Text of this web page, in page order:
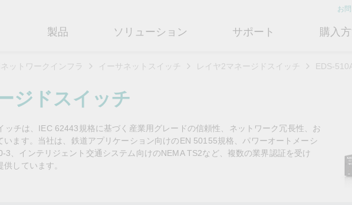
お
製品
セキュアルータ
無線AP/ブリッジ/クライアント
シリアルコンバータ
プロトコルゲートウェイ
ソリューション
鉄道
電力
TSN
シングルペアイーサネット
秘密を解
電力の安定供給を支え
るBESSソリューショ
OTネットワークセ
ュリティを強化す
サポート
製品に関するよくあるご質問
（FAQ)
セキュリティアドバイザリ
保証方針
購入
ソリューションパートナー (MJSP)
イノベーションとマイルストーン
カスタマーサクセス
情熱を新たな可能性に
ットワークインフラ イーサネットスイッチ レイヤ2マネージドスイッチ EDS-
ジドスイッチ
ッチは、IEC 62443規格に基づく産業用グレードの信頼性、ネットワーク冗長性、お
います。当社は、鉄道アプリケーション向けのEN 50155規格、パワーオートメーシ
3、インテリジェント交通システム向けのNEMA TS2など、複数の業界認証を受け
しています。